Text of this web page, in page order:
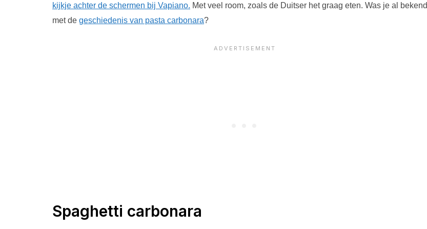
kijkje achter de schermen bij Vapiano. Met veel room, zoals de Duitser het graag eten. Was je al bekend
met de geschiedenis van pasta carbonara?
Spaghetti carbonara